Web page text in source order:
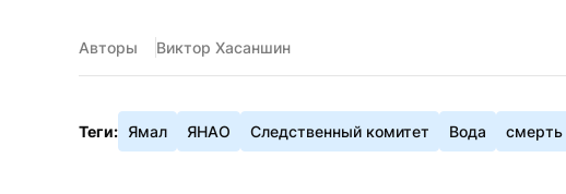
Авторы Виктор Хасаншин
Теги: Ямал ЯНАО Следственный комитет Вода смерть